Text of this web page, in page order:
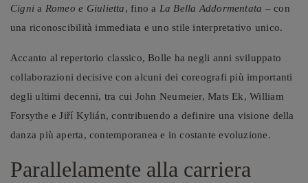
Cignia Romeo e Giulietta, fino a La Bella Addormentata – con
una riconoscibilità immediata e uno stile interpretativo unico.
Accanto al repertorio classico, Bolle ha negli anni sviluppato
collaborazioni decisive con alcuni dei coreografi più importanti
degli ultimi decenni, tra cui John Neumeier, Mats Ek, William
Forsythe e Jiří Kylián, contribuendo a definire una visione della
danza più aperta, contemporanea e in costante evoluzione.
Parallelamente alla carriera